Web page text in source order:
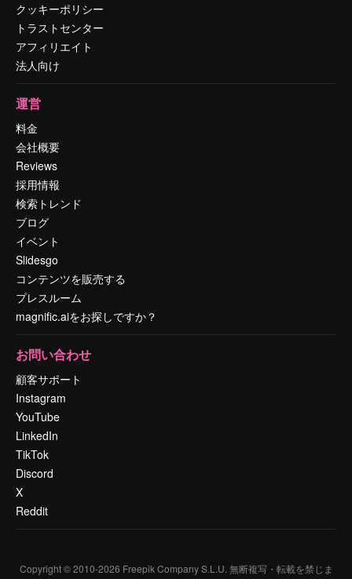
クッキーポリシー
トラストセンター
アフィリエイト
法人向け
運営
料金
会社概要
Reviews
採用情報
検索トレンド
ブログ
イベント
Slidesgo
コンテンツを販売する
プレスルーム
magnific.aiをお探しですか？
お問い合わせ
顧客サポート
Instagram
YouTube
LinkedIn
TikTok
Discord
X
Reddit
Copyright © 2010-2026 Freepik Company S.L.U. 無断複写・転載を禁じま